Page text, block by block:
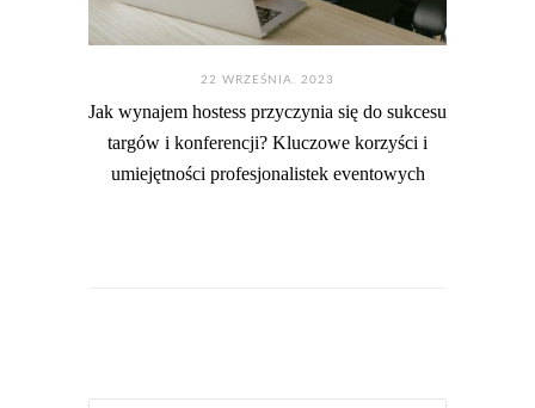
22 WRZEŚNIA. 2023
Jak wynajem hostess przyczynia się do sukcesu
targów i konferencji? Kluczowe korzyści i
umiejętności profesjonalistek eventowych